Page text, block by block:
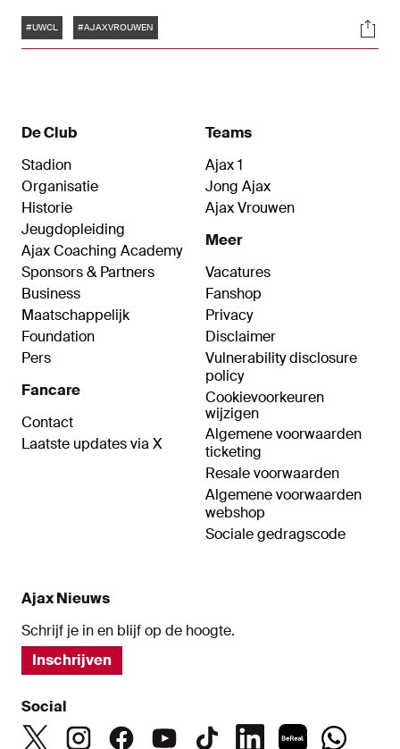
kwamen er in Nederland zoveel mensen af op
een vrouwenwedstrijd.
Tags
#UWCL #AJAXVROUWEN
De Club
Stadion
Organisatie
Historie
Jeugdopleiding
Ajax Coaching Academy
Sponsors & Partners
Business
Maatschappelijk
Foundation
Pers
Fancare
Contact
Laatste updates via X
Teams
Ajax 1
Jong Ajax
Ajax Vrouwen
Meer
Vacatures
Fanshop
Privacy
Disclaimer
Vulnerability disclosure
policy
Cookievoorkeuren
wijzigen
Algemene voorwaarden
ticketing
Resale voorwaarden
Algemene voorwaarden
webshop
Sociale gedragscode
Ajax Nieuws
Schrijf je in en blijf op de hoogte.
Inschrijven
Social